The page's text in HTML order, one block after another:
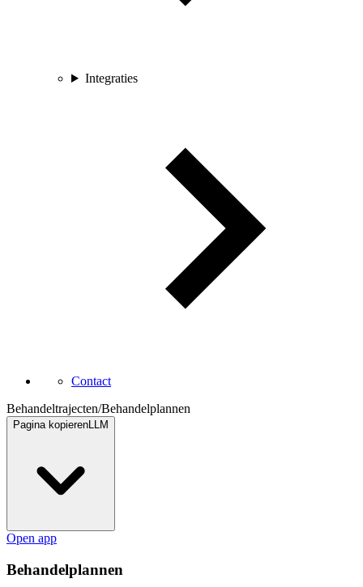
Integraties
Contact
Behandeltrajecten/Behandelplannen
Pagina kopierenLLM
Open app
Behandelplannen